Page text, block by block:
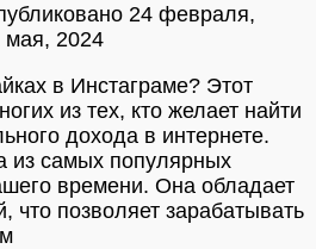
24 февраля,
мая, 2024
в Инстаграме? Этот
из тех, кто желает найти
дохода в интернете.
из самых популярных
времени. Она обладает
что позволяет зарабатывать